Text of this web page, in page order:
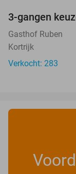
3-gangen
Gasthof Ruben
Kortrijk
Verkocht: 283